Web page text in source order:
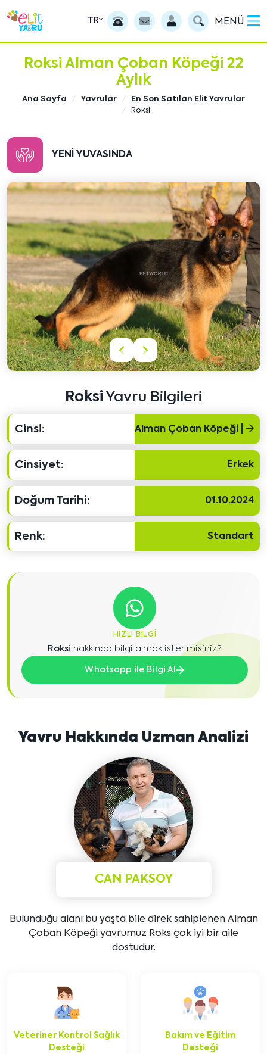
TR MENÜ
Roksi Alman Çoban Köpeği 22
Aylık
Ana Sayfa Yavrular
En Son Satılan Elit Yavrular
Roksi
YENI YUVASINDA
Önceki
içeriği
Sonraki
içeriği
Roksi Yavru Bilgileri
Cinsi: Alman Çoban Köpeği |
Cinsiyet: Erkek
Doğum Tarihi: 01.10.2024
Renk: Standart
HIZLI BILGI
Roksi hakkında bilgi almak ister misiniz?
Whatsapp ile Bilgi Al
Yavru Hakkında Uzman Analizi
CAN PAKSOY
Bulunduğu alanı bu yaşta bile direk sahiplenen Alman
Çoban Köpeği yavrumuz Roks çok iyi bir aile
dostudur.
Veteriner Kontrol Sağlık
Desteği
Bakım ve Eğitim
Desteği